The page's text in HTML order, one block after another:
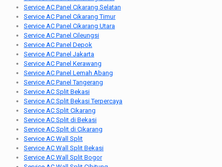
Service AC Panel Cikarang Selatan
Service AC Panel Cikarang Timur
Service AC Panel Cikarang Utara
Service AC Panel Cileungsi
Service AC Panel Depok
Service AC Panel Jakarta
Service AC Panel Kerawang
Service AC Panel Lemah Abang
Service AC Panel Tangerang
Service AC Split Bekasi
Service AC Split Bekasi Terpercaya
Service AC Split Cikarang
Service AC Split di Bekasi
Service AC Split di Cikarang
Service AC Wall Split
Service AC Wall Split Bekasi
Service AC Wall Split Bogor